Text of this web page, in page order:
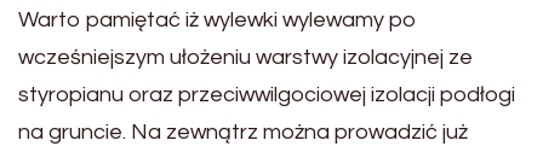
Warto pamiętać iż wylewki wylewamy po
wcześniejszym ułożeniu warstwy izolacyjnej ze
styropianu oraz przeciwwilgociowej izolacji podłogi
na gruncie. Na zewnątrz można prowadzić już